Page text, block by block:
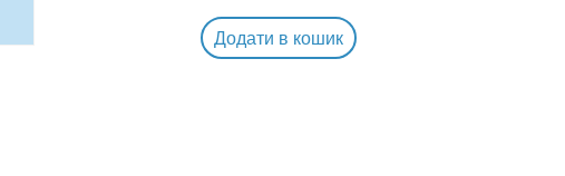
Додати в кошик